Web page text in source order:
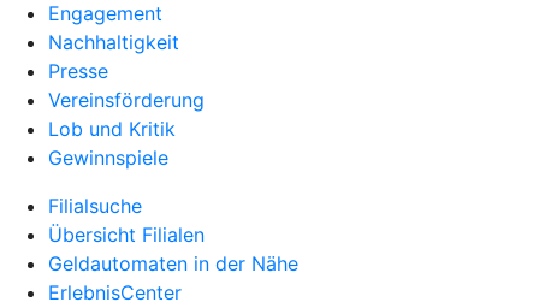
Engagement
Nachhaltigkeit
Presse
Vereinsförderung
Lob und Kritik
Gewinnspiele
Filialsuche
Übersicht Filialen
Geldautomaten in der Nähe
ErlebnisCenter